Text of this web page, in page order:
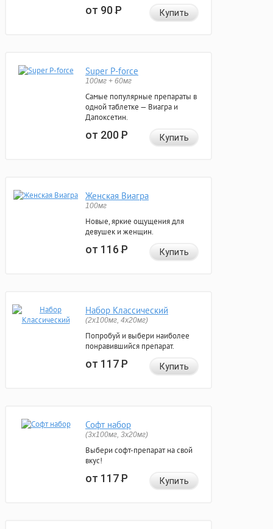
от 90Р Купить
Super P-force
100мг + 60мг
Самые популярные препараты в
одной таблетке — Виагра и
Дапоксетин.
от 200Р Купить
Женская Виагра
100мг
Новые, яркие ощущения для
девушек и женщин.
от 116Р Купить
Набор Классический
(2x100мг, 4x20мг)
Попробуй и выбери наиболее
понравившийся препарат.
от 117Р Купить
Софт набор
(3x100мг, 3x20мг)
Выбери софт-препарат на свой
вкус!
от 117Р Купить